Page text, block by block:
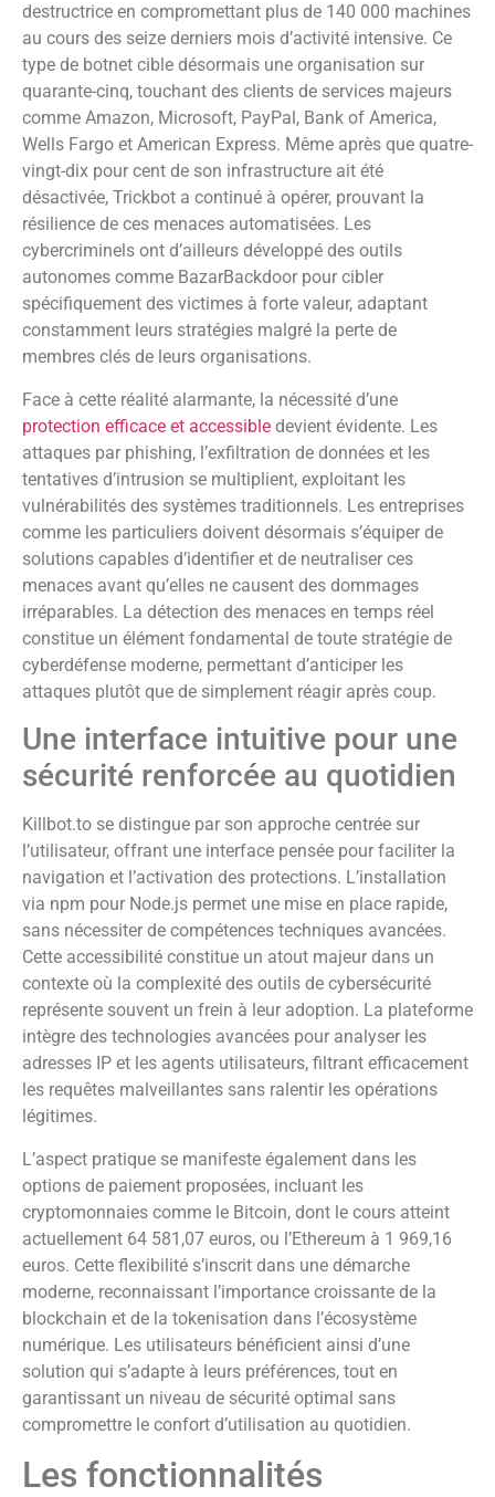
destructrice en compromettant plus de 140 000 machines
au cours des seize derniers mois d’activité intensive. Ce
type de botnet cible désormais une organisation sur
quarante-cinq, touchant des clients de services majeurs
comme Amazon, Microsoft, PayPal, Bank of America,
Wells Fargo et American Express. Même après que quatre-
vingt-dix pour cent de son infrastructure ait été
désactivée, Trickbot a continué à opérer, prouvant la
résilience de ces menaces automatisées. Les
cybercriminels ont d’ailleurs développé des outils
autonomes comme BazarBackdoor pour cibler
spécifiquement des victimes à forte valeur, adaptant
constamment leurs stratégies malgré la perte de
membres clés de leurs organisations.
Face à cette réalité alarmante, la nécessité d’une
protection efficace et accessible devient évidente. Les
attaques par phishing, l’exfiltration de données et les
tentatives d’intrusion se multiplient, exploitant les
vulnérabilités des systèmes traditionnels. Les entreprises
comme les particuliers doivent désormais s’équiper de
solutions capables d’identifier et de neutraliser ces
menaces avant qu’elles ne causent des dommages
irréparables. La détection des menaces en temps réel
constitue un élément fondamental de toute stratégie de
cyberdéfense moderne, permettant d’anticiper les
attaques plutôt que de simplement réagir après coup.
Une interface intuitive pour une
sécurité renforcée au quotidien
Killbot.to se distingue par son approche centrée sur
l’utilisateur, offrant une interface pensée pour faciliter la
navigation et l’activation des protections. L’installation
via npm pour Node.js permet une mise en place rapide,
sans nécessiter de compétences techniques avancées.
Cette accessibilité constitue un atout majeur dans un
contexte où la complexité des outils de cybersécurité
représente souvent un frein à leur adoption. La plateforme
intègre des technologies avancées pour analyser les
adresses IP et les agents utilisateurs, filtrant efficacement
les requêtes malveillantes sans ralentir les opérations
légitimes.
L’aspect pratique se manifeste également dans les
options de paiement proposées, incluant les
cryptomonnaies comme le Bitcoin, dont le cours atteint
actuellement 64 581,07 euros, ou l’Ethereum à 1 969,16
euros. Cette flexibilité s’inscrit dans une démarche
moderne, reconnaissant l’importance croissante de la
blockchain et de la tokenisation dans l’écosystème
numérique. Les utilisateurs bénéficient ainsi d’une
solution qui s’adapte à leurs préférences, tout en
garantissant un niveau de sécurité optimal sans
compromettre le confort d’utilisation au quotidien.
Les fonctionnalités